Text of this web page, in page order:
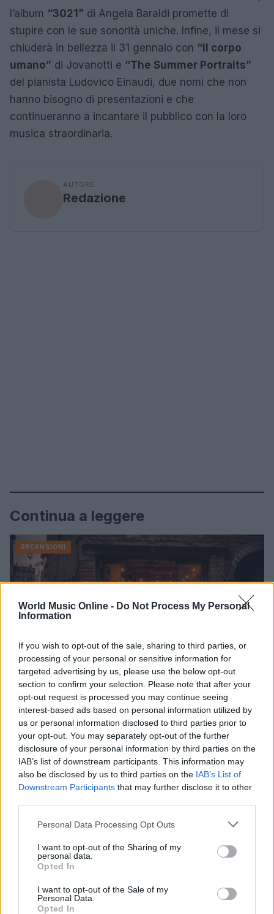
World Music Online - Do Not Process My Personal
Information
If you wish to opt-out of the sale, sharing to third parties, or
processing of your personal or sensitive information for
targeted advertising by us, please use the below opt-out
section to confirm your selection. Please note that after your
opt-out request is processed you may continue seeing
interest-based ads based on personal information utilized by
us or personal information disclosed to third parties prior to
your opt-out. You may separately opt-out of the further
disclosure of your personal information by third parties on the
IAB’s list of downstream participants. This information may
also be disclosed by us to third parties on the IAB’s List of
Downstream Participants that may further disclose it to other
Please note that this website/app uses one or more Google
not limited to your visit or usage behaviour. You may click to
grant or deny consent to Google and its third-party tags to
use your data for below specified purposes in below Google
consent section.
Personal Data Processing Opt Outs
I want to opt-out of the Sharing of my
personal data.
Opted In
I want to opt-out of the Sale of my
Personal Data.
Opted In
l’album “3021” di Angela Baraldi promette di
stupire con le sue sonorità uniche. Infine, il mese si
chiuderà in bellezza il 31 gennaio con “Il corpo
umano” di Jovanotti e “The Summer Portraits”
del pianista Ludovico Einaudi, due nomi che non
hanno bisogno di presentazioni e che
continueranno a incantare il pubblico con la loro
musica straordinaria.
AUTORE
Redazione
Continua a leggere
RECENSIONI
Tutte le uscite discografiche italiane della settimana
dal 25 al 31 luglio 2026
Letizia Fontana · 8 Ago 2026
RECENSIONI